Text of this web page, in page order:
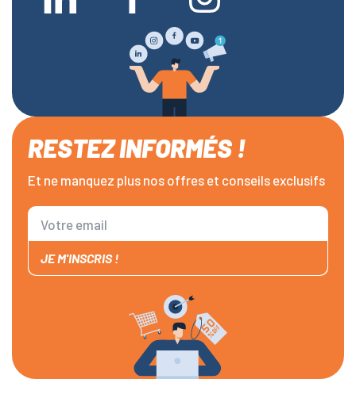
RESTEZ INFORMÉS !
Et ne manquez plus nos offres et conseils exclusifs
JE M'INSCRIS !